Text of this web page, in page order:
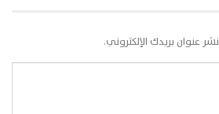
عنوان بريدك الإلكتروني.